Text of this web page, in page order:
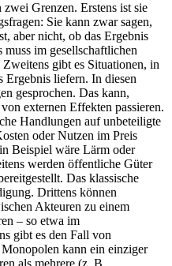
Grenzen. Erstens ist sie
Sie kann zwar sagen,
aber nicht, ob das Ergebnis
im gesellschaftlichen
gibt es Situationen, in
Ergebnis liefern. In diesen
gesprochen. Das kann,
externen Effekten passieren.
Handlungen auf unbeteiligte
oder Nutzen im Preis
Beispiel wäre Lärm oder
werden öffentliche Güter
Das klassische
Drittens können
Akteuren zu einem
– so etwa im
gibt es den Fall von
kann ein einziger